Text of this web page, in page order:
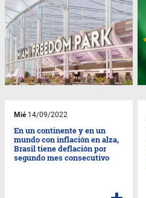
Mié14/09/2022
En un continente y en un
mundo con inflación en alza,
Brasil tiene deflación por
segundo mes consecutivo